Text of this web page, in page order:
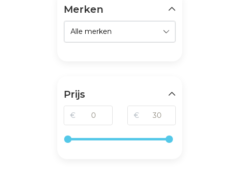
Merken
Prijs
€ €